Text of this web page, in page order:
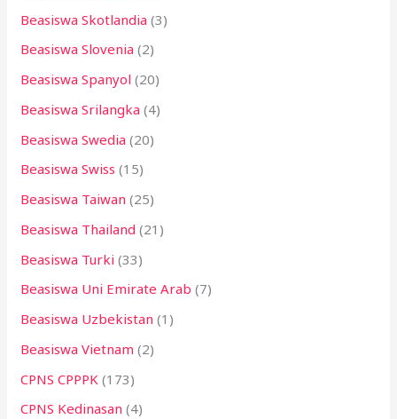
Beasiswa Skotlandia (3)
Beasiswa Slovenia (2)
Beasiswa Spanyol (20)
Beasiswa Srilangka (4)
Beasiswa Swedia (20)
Beasiswa Swiss (15)
Beasiswa Taiwan (25)
Beasiswa Thailand (21)
Beasiswa Turki (33)
Beasiswa Uni Emirate Arab (7)
Beasiswa Uzbekistan (1)
Beasiswa Vietnam (2)
CPNS CPPPK (173)
CPNS Kedinasan (4)